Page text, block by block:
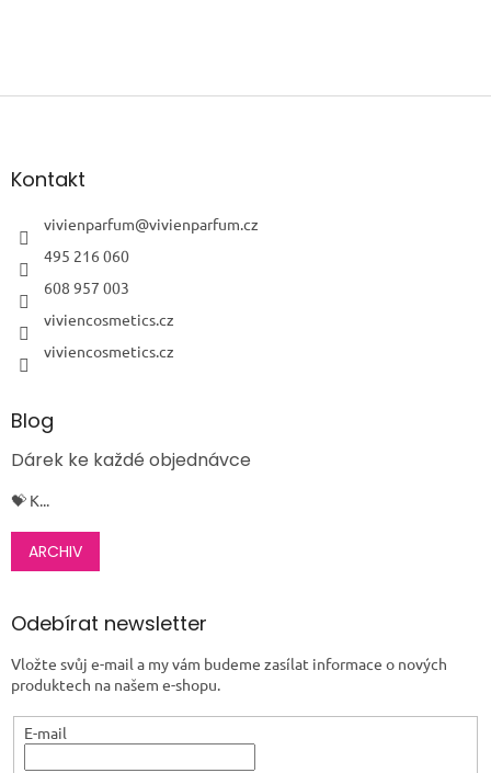
Z
aKontakt
vivienparfum@vivienparfum.cz
495 216 060
608 957 003
viviencosmetics.cz
viviencosmetics.cz
Blog
Dárek ke každé objednávce
💝 K...
ARCHIV
Odebírat newsletter
Vložte svůj e-mail a my vám budeme zasílat informace o nových
produktech na našem e-shopu.
E-mail